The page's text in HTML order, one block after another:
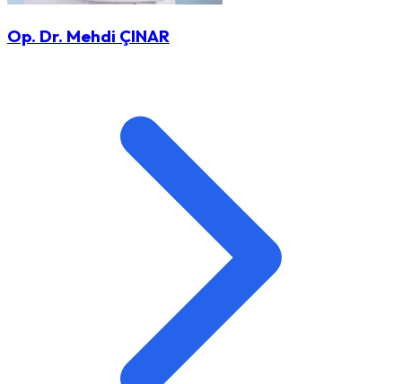
Op. Dr. Mehdi ÇINAR